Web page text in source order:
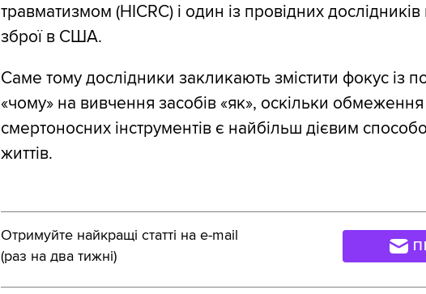
травматизмом (HICRC) і один із провідних
зброї в США.
Саме тому дослідники закликають змістити фокус із
«чому» на вивчення засобів «як», оскільки
смертоносних інструментів є найбільш дієвим
життів.
Отримуйте найкращі статті на e-mail
(раз на два тижні)